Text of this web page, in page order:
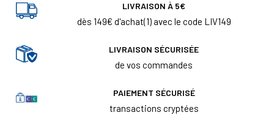
LIVRAISON À 5€
dès 149€ d'achat(1) avec le code LIV149
LIVRAISON SÉCURISÉE
de vos commandes
PAIEMENT SÉCURISÉ
transactions cryptées